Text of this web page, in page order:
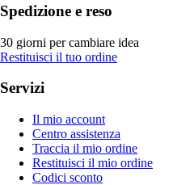
Spedizione e reso
30 giorni per cambiare idea
Restituisci il tuo ordine
Servizi
Il mio account
Centro assistenza
Traccia il mio ordine
Restituisci il mio ordine
Codici sconto